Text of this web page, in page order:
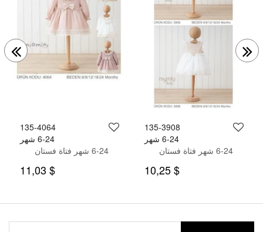
135-3908
6-24 شهر
6-24 شهر فتاة فستان
$ 10,25
135-4064
6-24 شهر
6-24 شهر فتاة فستان
$ 11,03